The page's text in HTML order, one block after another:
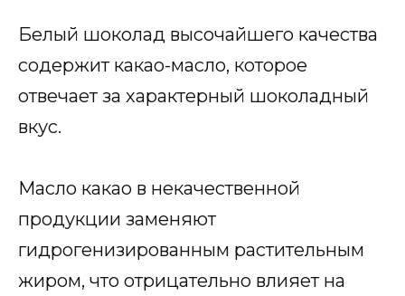
Белый шоколад высочайшего качества
содержит какао-масло, которое
отвечает за характерный шоколадный
вкус.
Масло какао в некачественной
продукции заменяют
гидрогенизированным растительным
жиром, что отрицательно влияет на